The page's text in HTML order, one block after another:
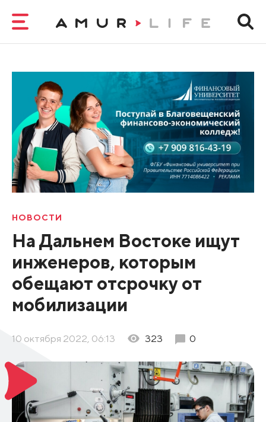
НОВОСТИ
На Дальнем Востоке ищут
инженеров, которым
обещают отсрочку от
мобилизации
10 октября 2022, 06:13 323 0